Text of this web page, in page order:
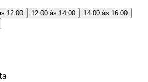
12:00 12:00 às 14:00
14:00 às 16:00